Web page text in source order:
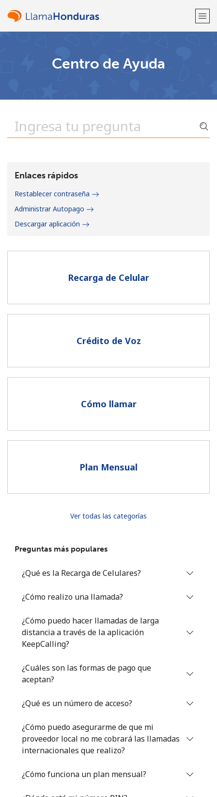
Un caracter especial
Al abrir una cuenta en este sitio web, estoy de acuerdo con
¿Olvidaste tu contraseña? →
Iniciar Sesión
Centro de Ayuda
Recarga de Celular
Crédito de Voz
Cómo llamar
Plan Mensual
Ver todas las categorías
Preguntas más populares
¿Qué es la Recarga de Celulares?
¿Cómo realizo una llamada?
¿Cómo puedo hacer llamadas de larga
distancia a través de la aplicación
KeepCalling?
¿Cuáles son las formas de pago que
aceptan?
¿Qué es un número de acceso?
¿Cómo puedo asegurarme de que mi
proveedor local no me cobrará las llamadas
internacionales que realizo?
¿Cómo funciona un plan mensual?
Enlaces rápidos
Restablecer contraseña
Administrar Autopago
Descargar aplicación